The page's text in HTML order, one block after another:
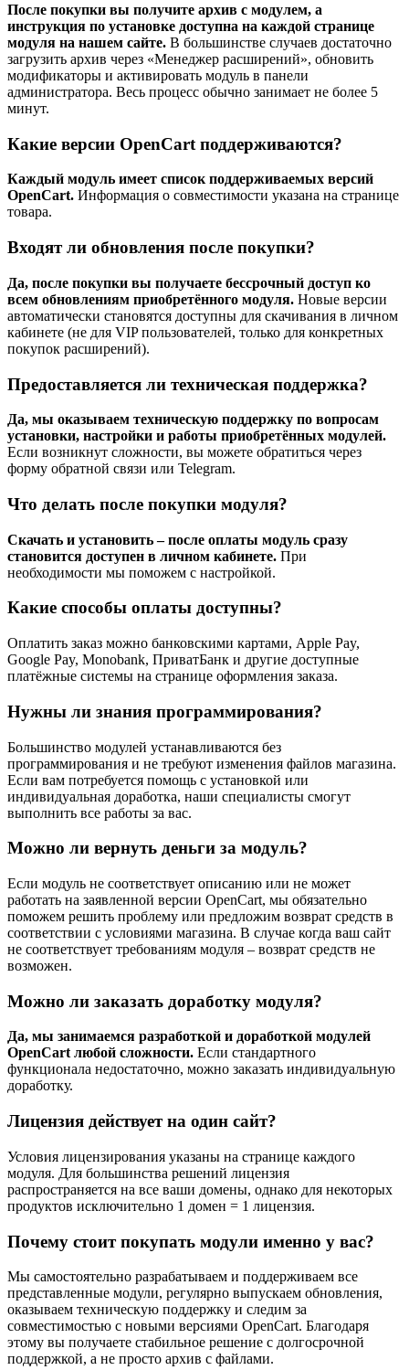
После покупки вы получите архив с модулем, а
инструкция по установке доступна на каждой странице
модуля на нашем сайте. В большинстве случаев достаточно
загрузить архив через «Менеджер расширений», обновить
модификаторы и активировать модуль в панели
администратора. Весь процесс обычно занимает не более 5
минут.
Какие версии OpenCart поддерживаются?
Каждый модуль имеет список поддерживаемых версий
OpenCart. Информация о совместимости указана на странице
товара.
Входят ли обновления после покупки?
Да, после покупки вы получаете бессрочный доступ ко
всем обновлениям приобретённого модуля. Новые версии
автоматически становятся доступны для скачивания в личном
кабинете (не для VIP пользователей, только для конкретных
покупок расширений).
Предоставляется ли техническая поддержка?
Да, мы оказываем техническую поддержку по вопросам
установки, настройки и работы приобретённых модулей.
Если возникнут сложности, вы можете обратиться через
форму обратной связи или Telegram.
Что делать после покупки модуля?
Скачать и установить – после оплаты модуль сразу
становится доступен в личном кабинете. При
необходимости мы поможем с настройкой.
Какие способы оплаты доступны?
Оплатить заказ можно банковскими картами, Apple Pay,
Google Pay, Monobank, ПриватБанк и другие доступные
платёжные системы на странице оформления заказа.
Нужны ли знания программирования?
Большинство модулей устанавливаются без
программирования и не требуют изменения файлов магазина.
Если вам потребуется помощь с установкой или
индивидуальная доработка, наши специалисты смогут
выполнить все работы за вас.
Можно ли вернуть деньги за модуль?
Если модуль не соответствует описанию или не может
работать на заявленной версии OpenCart, мы обязательно
поможем решить проблему или предложим возврат средств в
соответствии с условиями магазина. В случае когда ваш сайт
не соответствует требованиям модуля – возврат средств не
возможен.
Можно ли заказать доработку модуля?
Да, мы занимаемся разработкой и доработкой модулей
OpenCart любой сложности. Если стандартного
функционала недостаточно, можно заказать индивидуальную
доработку.
Лицензия действует на один сайт?
Условия лицензирования указаны на странице каждого
модуля. Для большинства решений лицензия
распространяется на все ваши домены, однако для некоторых
продуктов исключительно 1 домен = 1 лицензия.
Почему стоит покупать модули именно у вас?
Мы самостоятельно разрабатываем и поддерживаем все
представленные модули, регулярно выпускаем обновления,
оказываем техническую поддержку и следим за
совместимостью с новыми версиями OpenCart. Благодаря
этому вы получаете стабильное решение с долгосрочной
поддержкой, а не просто архив с файлами.